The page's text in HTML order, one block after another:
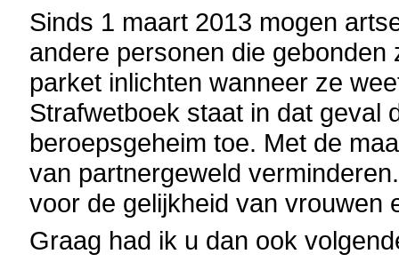
Sinds 1 maart 2013 mogen
andere personen die
parket inlichten wanneer ze
Strafwetboek staat in dat geval
beroepsgeheim toe. Met de
van partnergeweld
voor de gelijkheid van vrouwen
Graag had ik u dan ook